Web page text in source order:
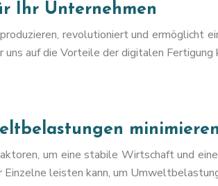
Ihr Unternehmen
revolutioniert und ermöglicht
auf die Vorteile der digitalen Fertigung
minimieren
um eine stabile Wirtschaft und
leisten kann, um